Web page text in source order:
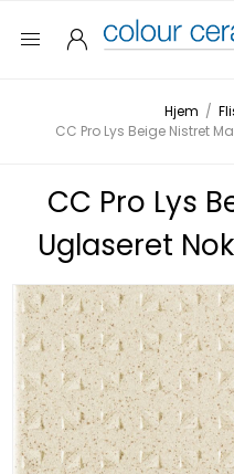
Hjem /
CC Pro Lys Beige Nistret
CC Pro Lys
Uglaseret